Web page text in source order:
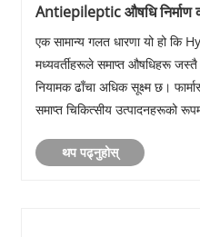
Antiepileptic औषधि निर्माण
फार्मास्युटिकल मध्यवर्ती को
एक सामान्य गलत धारणा यो हो कि
मध्यवर्तीहरूले समाप्त औषधिहरू जस्तै
नियामक ढाँचा अधिक सूक्ष्म छ। फार्मास्यूटिकल मध्यवर्तीहरू सामान्यतया
समाप्त चिकित्सीय उत्पादनहरूको
थप पढ्नुहोस्